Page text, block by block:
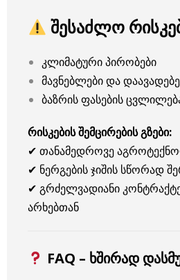
შესაძლო
კლიმატური პირობები
მავნებლები და
ბაზრის ფასების
რისკების შემცირების გზები:
✔ თანამედროვე
✔ ნერგების ჯიშის სწორად
✔ გრძელვადიანი
არხებთან
FAQ – ხშირად